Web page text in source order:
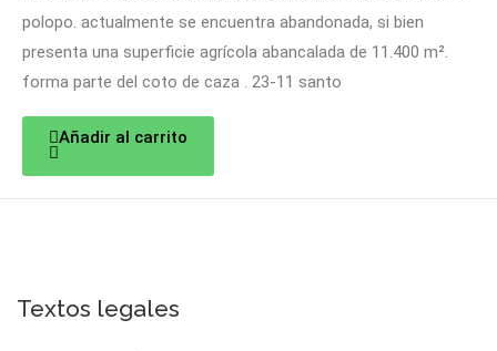
polopo. actualmente se encuentra abandonada, si bien
presenta una superficie agrícola abancalada de 11.400 m².
forma parte del coto de caza . 23-11 santo
Añadir al carrito
Textos legales